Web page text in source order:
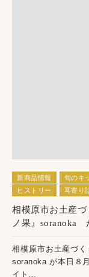
新商品情報 旬のキ
ヒストリー
耳寄り
相模原市お土産
ノ果』soranoka
相模原市お土産づ
soranoka が本日
イト...